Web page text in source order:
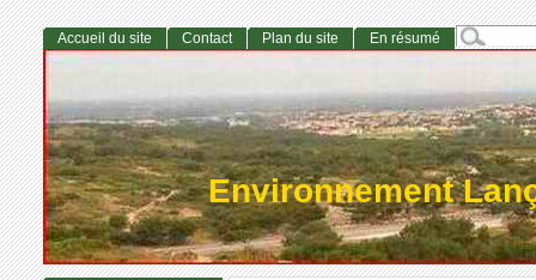
Environnement
Accueil du site Contact Plan du site En résumé